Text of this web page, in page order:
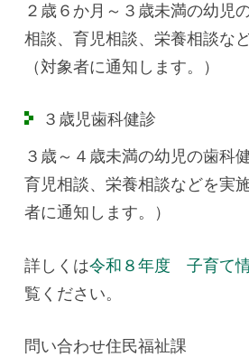
２歳６か月～３歳未満の幼児
相談、育児相談、栄養相談な
（対象者に通知します。）
３歳児歯科健診
３歳～４歳未満の幼児の歯科
育児相談、栄養相談などを実
者に通知します。）
詳しくは令和８年度 子育て
覧ください。
問い合わせ住民福祉課